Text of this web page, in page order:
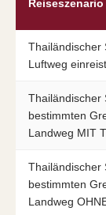
Reiseszenario
Thailändischer
Luftweg
Thailändischer
bestimmten
Landweg MIT
Thailändischer
bestimmten
Landweg